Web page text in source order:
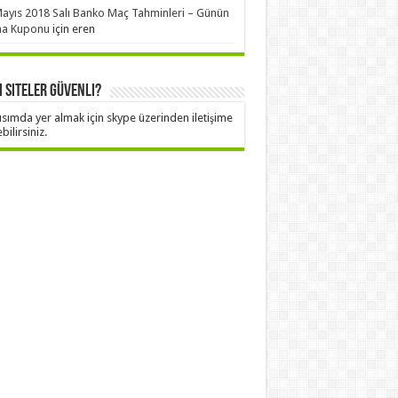
2018 Salı Banko Maç Tahminleri – Günün
Kuponu için eren
Siteler Güvenli?
yer almak için skype üzerinden iletişime